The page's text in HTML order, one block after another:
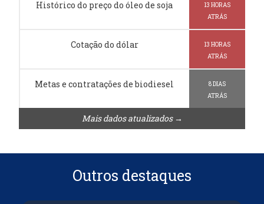
Histórico do preço do óleo de soja
13 HORAS
ATRÁS
Cotação do dólar
13 HORAS
ATRÁS
Metas e contratações de biodiesel
8 DIAS
ATRÁS
Mais dados atualizados →
Outros destaques